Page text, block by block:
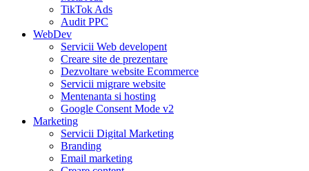
TikTok Ads
Audit PPC
WebDev
Servicii Web developent
Creare site de prezentare
Dezvoltare website Ecommerce
Servicii migrare website
Mentenanta si hosting
Google Consent Mode v2
Marketing
Servicii Digital Marketing
Branding
Email marketing